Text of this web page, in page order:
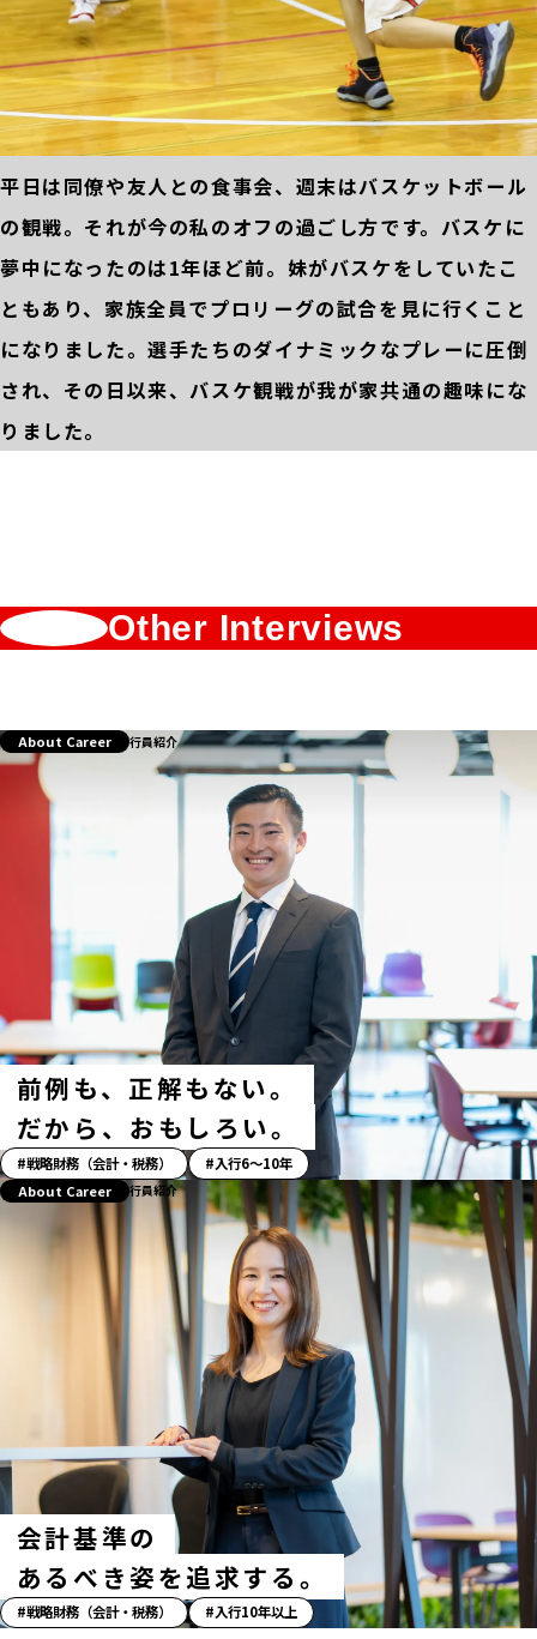
平日は同僚や友人との食事会、週末はバスケットボール
の観戦。それが今の私のオフの過ごし方です。バスケに
夢中になったのは1年ほど前。妹がバスケをしていたこ
ともあり、家族全員でプロリーグの試合を見に行くこと
になりました。選手たちのダイナミックなプレーに圧倒
され、その日以来、バスケ観戦が我が家共通の趣味にな
りました。
Other Interviews
前例も、正解もない。
だから、おもしろい。
About Career 行員紹介
「ス
ト
ー
グ
戦略財務（会計・税務） 入行6〜10年
会計基準の
あるべき姿を追求する。
About Career 行員紹介
「ス戦略財務（会計・税務） 入行10年以上